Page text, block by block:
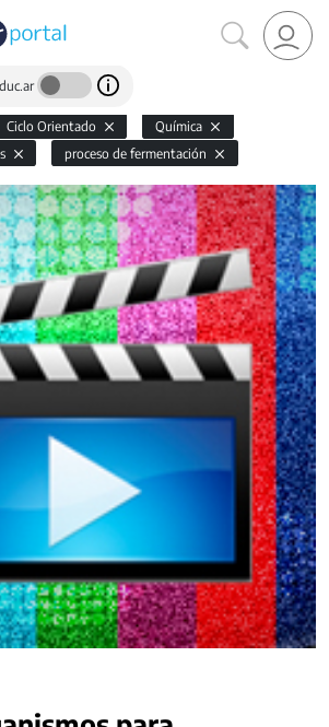
Ciclo Orientado
Química
proceso de fermentación